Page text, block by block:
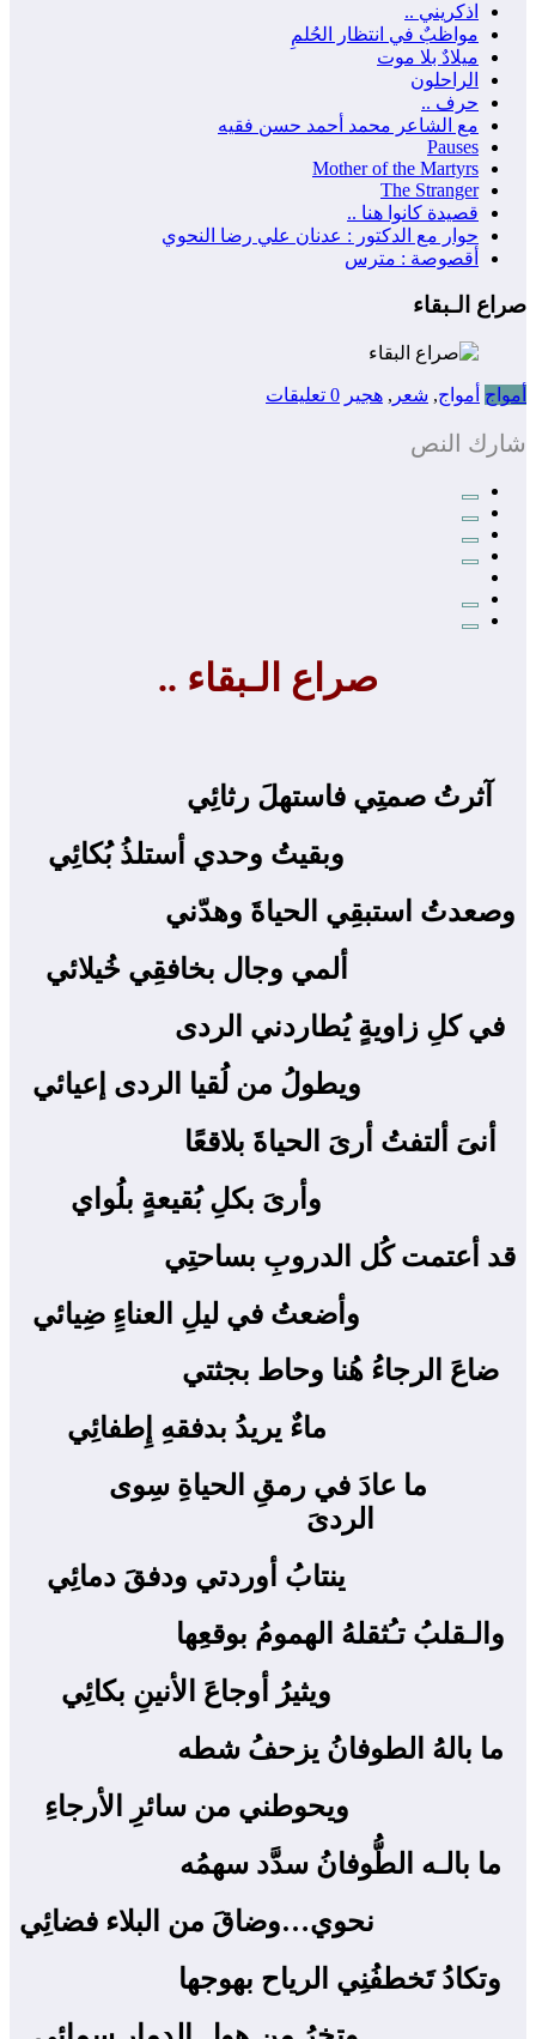
اذكريني ..
مواظبٌ في انتظار الحُلمِ
ميلادٌ بلا موت
الراحلون
حرف ..
مع الشاعر محمد أحمد حسن فقيه
Pauses
Mother of the Martyrs
The Stranger
قصيدة كانوا هنا ..
حوار مع الدكتور : عدنان علي رضا النحوي
أقصوصة : مترس
صراع الـبقاء
أمواج أمواج, شعر , هجير 0 تعليقات
شارك النص
صراع الـبقاء ..
آثرتُ صمتِي فاستهلَ رثائِي ‍
وبقيتُ وحدي أستلذُ بُكائِي
وصعدتُ استبقِي الحياةَ وهدّني ‍
ألمي وجال بخافقِي خُيلائي
في كلِ زاويةٍ يُطاردني الردى ‍
ويطولُ من لُقيا الردى إعيائي
أنىَ ألتفتُ أرىَ الحياةَ بلاقعًا ‍
وأرىَ بكلِ بُقيعةٍ بلُواي
قد أعتمت كُل الدروبِ بساحتِي ‍
وأضعتُ في ليلِ العناءِِ ضِيائي
ضاعَ الرجاءُ هُنا وحاط بجثتي ‍
ماءٌ يريدُ بدفقهِ إِطفائِي
ما عادَ في رمقِ الحياةِ سِوى
الردىَ ‍
ينتابُ أوردتي ودفقَ دمائِي
والـقلبُ تـُثقلهُ الهمومُ بوقعِها ‍
ويثيرُ أوجاعَ الأنينِ بكائِي
ما بالهُ الطوفانُ يزحفُ شطه ‍
ويحوطني من سائرِ الأرجاءِ
ما بالـه الطُّوفانُ سدَّد سهمُه ‍
نحوي…وضاقَ من البلاء فضائِي
وتكادُ تَخطفُنِي الرياح بهوجها ‍